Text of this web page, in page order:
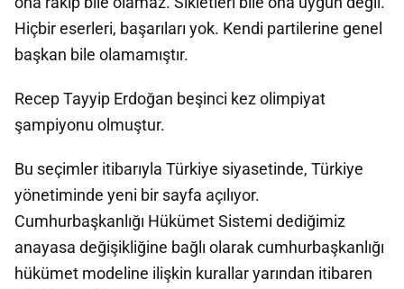
Hiçbir eserleri, başarıları yok. Kendi partilerine genel
başkan bile olamamıştır.
Recep Tayyip Erdoğan beşinci kez olimpiyat
şampiyonu olmuştur.
Bu seçimler itibarıyla Türkiye siyasetinde, Türkiye
yönetiminde yeni bir sayfa açılıyor.
Cumhurbaşkanlığı Hükümet Sistemi dediğimiz
anayasa değişikliğine bağlı olarak cumhurbaşkanlığı
hükümet modeline ilişkin kurallar yarından itibaren